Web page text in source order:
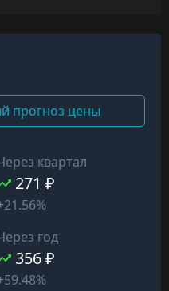
прогноз цены
квартал
271 ₽
год
356 ₽